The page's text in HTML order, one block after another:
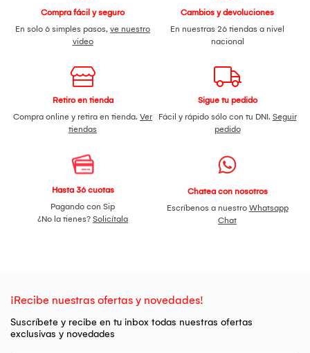
Compra fácil y seguro
En solo 6 simples pasos, ve nuestro
video
Cambios y devoluciones
En nuestras 26 tiendas a nivel
nacional
Retiro en tienda
Compra online y retira en tienda. Ver
tiendas
Sigue tu pedido
Fácil y rápido sólo con tu DNI. Seguir
pedido
Hasta 36 cuotas
Pagando con Sip
¿No la tienes? Solicítala
Chatea con nosotros
Escríbenos a nuestro Whatsapp
Chat
¡Recibe nuestras ofertas y novedades!
Suscríbete y recibe en tu inbox todas nuestras ofertas
exclusivas y novedades